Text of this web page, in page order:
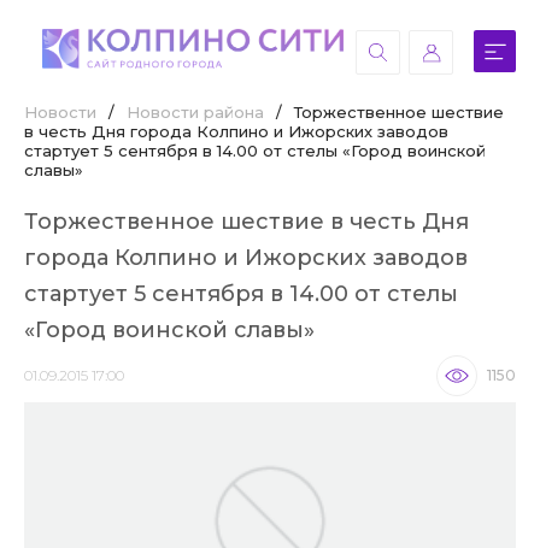
Новости / Новости района /
Торжественное шествие
в честь Дня города Колпино и Ижорских заводов
стартует 5 сентября в 14.00 от стелы «Город воинской
славы»
Торжественное шествие в честь Дня
города Колпино и Ижорских заводов
стартует 5 сентября в 14.00 от стелы
«Город воинской славы»
01.09.2015 17:00 1150